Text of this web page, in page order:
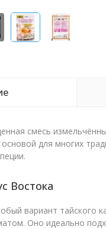
смесь
основой для многих
Востока
вариант тайского
Оно идеально